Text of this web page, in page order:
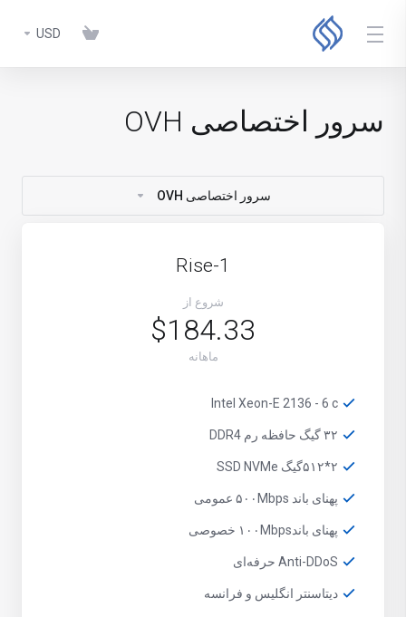
USD
سرور اختصاصی OVH
سرور اختصاصی OVH
Rise-1
شروع از
$184.33
ماهانه
Intel Xeon-E 2136 - 6 c
۳۲ گیگ حافظه رم DDR4
۲*۵۱۲گیگ SSD NVMe
پهنای باند ۵۰۰Mbps عمومی
پهنای باند۱۰۰Mbps خصوصی
Anti-DDoS حرفه‌ای
دیتاسنتر انگلیس و فرانسه